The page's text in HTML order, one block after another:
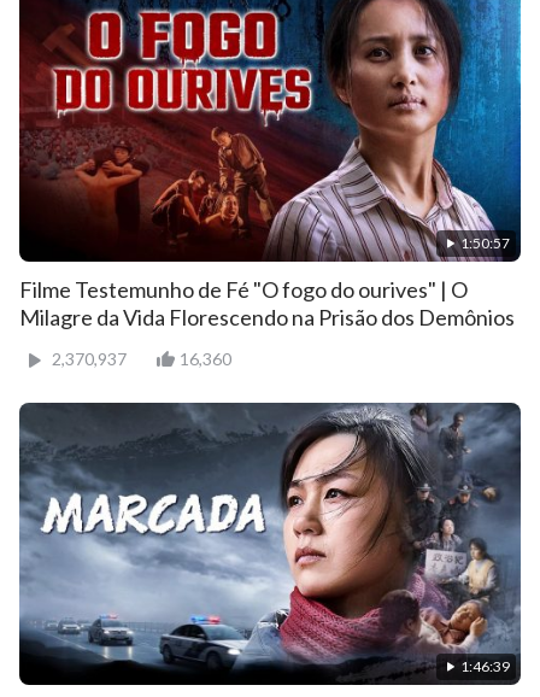
1:50:57
Filme Testemunho de Fé "O fogo do ourives" | O
Milagre da Vida Florescendo na Prisão dos Demônios
2,370,937 16,360
1:46:39